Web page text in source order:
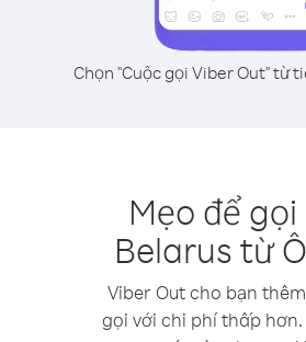
Chọn "Cuộc gọi Viber Out" từ
Mẹo để gọi
Belarus từ
Viber Out cho bạn
gọi với chi phí thấp